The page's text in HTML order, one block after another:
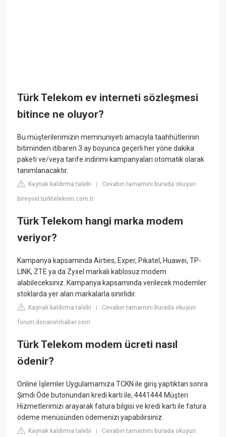
Türk Telekom ev interneti sözleşmesi
bitince ne oluyor?
Bu müşterilerimizin memnuniyeti amacıyla taahhütlerinin
bitiminden itibaren 3 ay boyunca geçerli her yöne dakika
paketi ve/veya tarife indirimi kampanyaları otomatik olarak
tanımlanacaktır.
Kaynak kaldırma talebi |Cevabın tamamını burada okuyun:
bireysel.turktelekom.com.tr
Türk Telekom hangi marka modem
veriyor?
Kampanya kapsamında Airties, Exper, Pikatel, Huawei, TP-
LINK, ZTE ya da Zyxel markalı kablosuz modem
alabileceksiniz. Kampanya kapsamında verilecek modemler
stoklarda yer alan markalarla sınırlıdır.
Kaynak kaldırma talebi |Cevabın tamamını burada okuyun:
forum.donanimhaber.com
Türk Telekom modem ücreti nasıl
ödenir?
Online İşlemler Uygulamamıza TCKN ile giriş yaptıktan sonra
Şimdi Öde butonundan kredi kartı ile, 4441444 Müşteri
Hizmetlerimizi arayarak fatura bilgisi ve kredi kartı ile fatura
ödeme menüsünden ödemenizi yapabilirsiniz.
Kaynak kaldırma talebi |Cevabın tamamını burada okuyun: